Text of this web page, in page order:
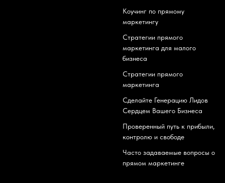
Коучинг по прямому
маркетингу
Стратегии прямого
маркетинга для малого
бизнеса
Стратегии прямого
маркетинга
Сделайте Генерацию Лидов
Сердцем Вашего Бизнеса
Проверенный путь к прибыли,
контролю и свободе
Часто задаваемые вопросы о
прямом маркетинге